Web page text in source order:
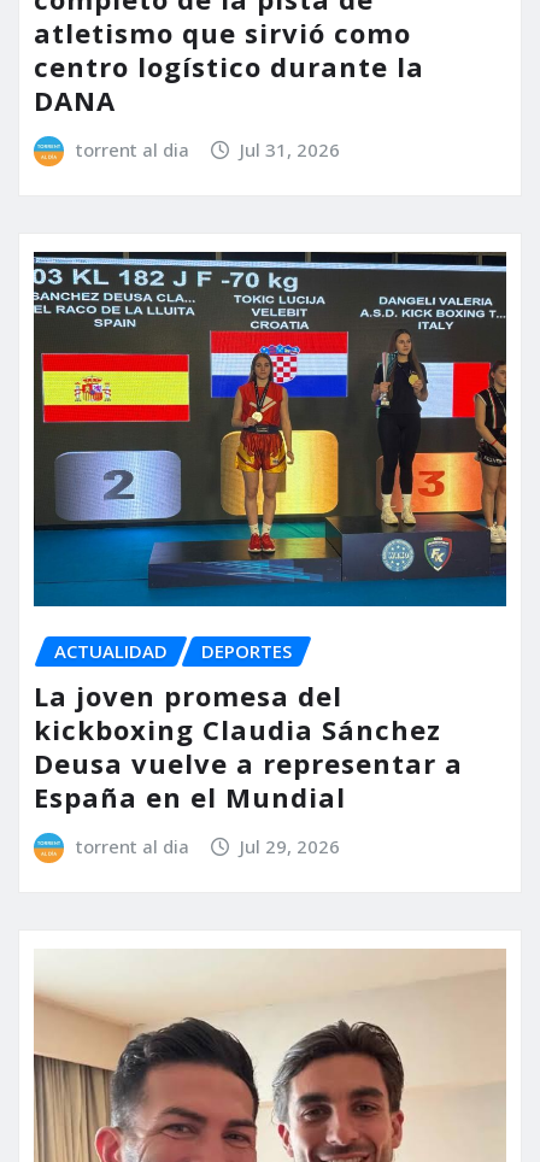
atletismo que sirvió como
centro logístico durante la
DANA
torrent al dia Jul 31, 2026
ACTUALIDAD DEPORTES
La joven promesa del
kickboxing Claudia Sánchez
Deusa vuelve a representar a
España en el Mundial
torrent al dia Jul 29, 2026